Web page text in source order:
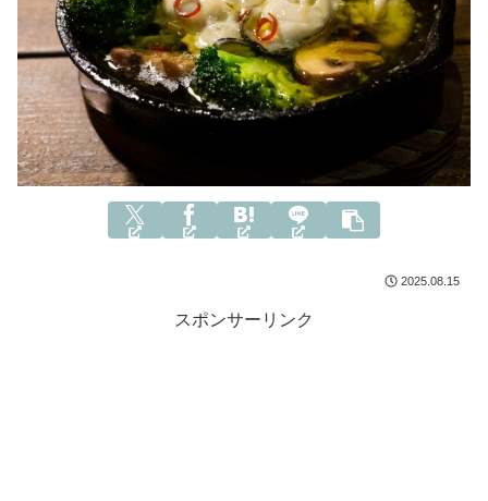
2025.08.15
スポンサーリンク